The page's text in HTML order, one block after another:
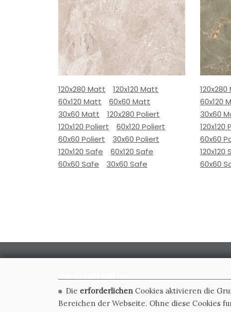
120x280 Matt
120x120 Matt
60x120 Matt
60x60 Matt
30x60 Matt
120x280 Poliert
120x120 Poliert
60x120 Poliert
60x60 Poliert
30x60 Poliert
120x120 Safe
60x120 Safe
60x60 Safe
30x60 Safe
60x120
30x60
120x120
60x60
120x120
60x60
CERDOMUS S.R.L.
Die erforderlichen Cookies aktivieren die
Bereichen der Webseite. Ohne diese Cookies